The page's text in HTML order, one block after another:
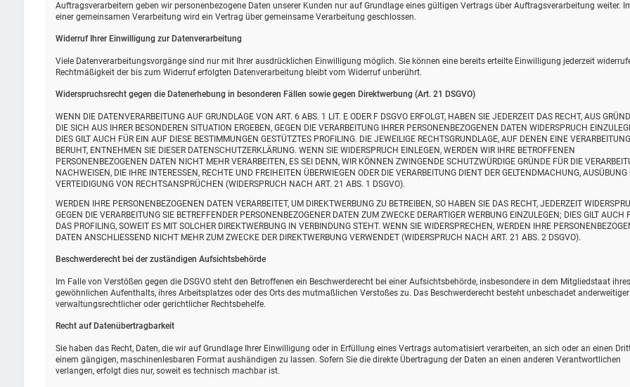
Auftragsverarbeitern geben wir personenbezogene Daten unserer Kunden nur auf Grundlage eines gültigen Vertrags über Auftragsverarbeitung weiter.
einer gemeinsamen Verarbeitung wird ein Vertrag über gemeinsame Verarbeitung geschlossen.
Widerruf Ihrer Einwilligung zur Datenverarbeitung
Viele Datenverarbeitungsvorgänge sind nur mit Ihrer ausdrücklichen Einwilligung möglich. Sie können eine bereits erteilte Einwilligung jederzeit
Rechtmäßigkeit der bis zum Widerruf erfolgten Datenverarbeitung bleibt vom Widerruf unberührt.
Widerspruchsrecht gegen die Datenerhebung in besonderen Fällen sowie gegen Direktwerbung (Art. 21 DSGVO)
WENN DIE DATENVERARBEITUNG AUF GRUNDLAGE VON ART. 6 ABS. 1 LIT. E ODER F DSGVO ERFOLGT, HABEN SIE JEDERZEIT DAS RECHT, AUS
DIE SICH AUS IHRER BESONDEREN SITUATION ERGEBEN, GEGEN DIE VERARBEITUNG IHRER PERSONENBEZOGENEN DATEN WIDERSPRUCH
DIES GILT AUCH FÜR EIN AUF DIESE BESTIMMUNGEN GESTÜTZTES PROFILING. DIE JEWEILIGE RECHTSGRUNDLAGE, AUF DENEN EINE VERARBEITUNG
BERUHT, ENTNEHMEN SIE DIESER DATENSCHUTZERKLÄRUNG. WENN SIE WIDERSPRUCH EINLEGEN, WERDEN WIR IHRE BETROFFENEN
PERSONENBEZOGENEN DATEN NICHT MEHR VERARBEITEN, ES SEI DENN, WIR KÖNNEN ZWINGENDE SCHUTZWÜRDIGE GRÜNDE FÜR DIE
NACHWEISEN, DIE IHRE INTERESSEN, RECHTE UND FREIHEITEN ÜBERWIEGEN ODER DIE VERARBEITUNG DIENT DER GELTENDMACHUNG, AUSÜBUNG
VERTEIDIGUNG VON RECHTSANSPRÜCHEN (WIDERSPRUCH NACH ART. 21 ABS. 1 DSGVO).
WERDEN IHRE PERSONENBEZOGENEN DATEN VERARBEITET, UM DIREKTWERBUNG ZU BETREIBEN, SO HABEN SIE DAS RECHT, JEDERZEIT
GEGEN DIE VERARBEITUNG SIE BETREFFENDER PERSONENBEZOGENER DATEN ZUM ZWECKE DERARTIGER WERBUNG EINZULEGEN; DIES GILT AUCH
DAS PROFILING, SOWEIT ES MIT SOLCHER DIREKTWERBUNG IN VERBINDUNG STEHT. WENN SIE WIDERSPRECHEN, WERDEN IHRE
DATEN ANSCHLIESSEND NICHT MEHR ZUM ZWECKE DER DIREKTWERBUNG VERWENDET (WIDERSPRUCH NACH ART. 21 ABS. 2 DSGVO).
Beschwerde­recht bei der zuständigen Aufsichts­behörde
Im Falle von Verstößen gegen die DSGVO steht den Betroffenen ein Beschwerderecht bei einer Aufsichtsbehörde, insbesondere in dem Mitgliedstaat ihres
gewöhnlichen Aufenthalts, ihres Arbeitsplatzes oder des Orts des mutmaßlichen Verstoßes zu. Das Beschwerderecht besteht unbeschadet anderweitiger
verwaltungsrechtlicher oder gerichtlicher Rechtsbehelfe.
Recht auf Daten­übertrag­barkeit
Sie haben das Recht, Daten, die wir auf Grundlage Ihrer Einwilligung oder in Erfüllung eines Vertrags automatisiert verarbeiten, an sich oder an einen
einem gängigen, maschinenlesbaren Format aushändigen zu lassen. Sofern Sie die direkte Übertragung der Daten an einen anderen Verantwortlichen
verlangen, erfolgt dies nur, soweit es technisch machbar ist.